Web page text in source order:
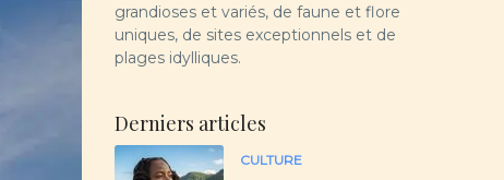
grandioses et variés, de faune et flore
uniques, de sites exceptionnels et de
plages idylliques.
Derniers articles
CULTURE